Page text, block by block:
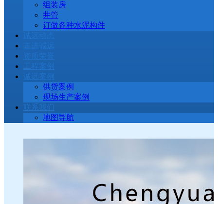
组装房
井管
订做各种水泥构件
诚远动态
走进诚远
资质荣誉
工程案例
诚远案例
供货案例
现场生产案例
联系我们
地图导航